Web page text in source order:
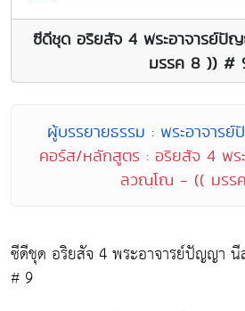
ซีดีชุด อริยสัจ 4 พระอาจารย์
มรรค 8 )) #
ผู้บรรยายธรรม : พระอาจา
คอร์ส/หลักสูตร : อริยสัจ 4 พ
ลวณฺโณ - (( มรร
ซีดีชุด อริยสัจ 4 พระอาจารย์ปัญญา
# 9